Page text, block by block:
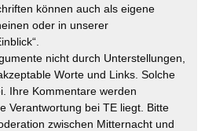
können auch als eigene
oder in unserer
nicht durch Unterstellungen,
Worte und Links. Solche
Ihre Kommentare werden
Verantwortung bei TE liegt. Bitte
zwischen Mitternacht und